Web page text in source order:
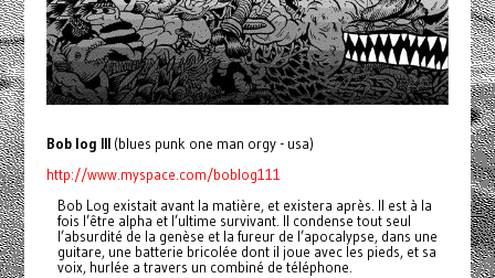
Bob log III(blues punk one man orgy - usa)
http://www.myspace.com/boblog111
Bob Log existait avant la matière, et existera après. Il est à la
fois l’être alpha et l’ultime survivant. Il condense tout seul
l’absurdité de la genèse et la fureur de l’apocalypse, dans une
guitare, une batterie bricolée dont il joue avec les pieds, et sa
voix, hurlée a travers un combiné de téléphone.